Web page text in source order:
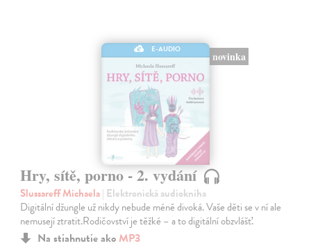
E-AUDIO
novinka
Hry, sítě, porno - 2. vydání
Slussareff Michaela| Elektronická audiokniha
Digitální džungle už nikdy nebude méně divoká. Vaše děti se v ní ale
nemusejí ztratit.Rodičovství je těžké – a to digitální obzvlášť.
Na stiahnutie ako MP3